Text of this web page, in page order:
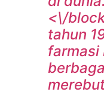
<\/
tahun
farmasi